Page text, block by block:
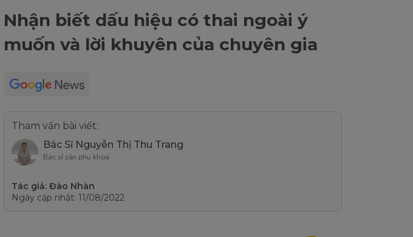
Nhận biết dấu hiệu có thai ngoài ý
muốn và lời khuyên của chuyên gia
Tham vấn bài viết:
Bác Sĩ Nguyễn Thị Thu Trang
Bác sĩ sản phụ khoa
Tác giả: Đào Nhàn
Ngày cập nhật: 11/08/2022